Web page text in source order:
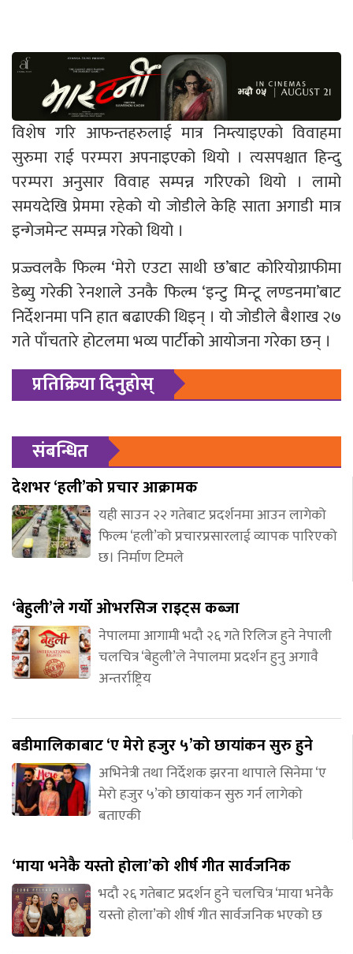
विशेष गरि आफन्तहरुलाई मात्र निम्त्याइएको विवाहमा
सुरुमा राई परम्परा अपनाइएको थियो । त्यसपश्चात हिन्दु
परम्परा अनुसार विवाह सम्पन्न गरिएको थियो । लामो
समयदेखि प्रेममा रहेको यो जोडीले केहि साता अगाडी मात्र
इन्गेजमेन्ट सम्पन्न गरेको थियो ।
प्रज्ज्वलकै फिल्म ‘मेरो एउटा साथी छ’बाट कोरियोग्राफीमा
डेब्यु गरेकी रेनशाले उनकै फिल्म ‘इन्टु मिन्टू लण्डनमा’बाट
निर्देशनमा पनि हात बढाएकी थिइन् । यो जोडीले बैशाख २७
गते पाँचतारे होटलमा भव्य पार्टीको आयोजना गरेका छन् ।
प्रतिक्रिया दिनुहोस्
संबन्धित
देशभर ‘हली’को प्रचार आक्रामक
यही साउन २२ गतेबाट प्रदर्शनमा आउन लागेको
फिल्म ‘हली’को प्रचारप्रसारलाई व्यापक पारिएको
छ। निर्माण टिमले
‘बेहुली’ले गर्यो ओभरसिज राइट्स कब्जा
नेपालमा आगामी भदौ २६ गते रिलिज हुने नेपाली
चलचित्र ‘बेहुली’ले नेपालमा प्रदर्शन हुनु अगावै
अन्तर्राष्ट्रिय
बडीमालिकाबाट ‘ए मेरो हजुर ५’को छायांकन सुरु हुने
अभिनेत्री तथा निर्देशक झरना थापाले सिनेमा ‘ए
मेरो हजुर ५’को छायांकन सुरु गर्न लागेको
बताएकी
‘माया भनेकै यस्तो होला’को शीर्ष गीत सार्वजनिक
भदौ २६ गतेबाट प्रदर्शन हुने चलचित्र ‘माया भनेकै
यस्तो होला’को शीर्ष गीत सार्वजनिक भएको छ